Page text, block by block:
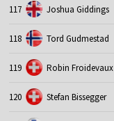
117 Joshua Giddings
118 Tord Gudmestad
119 Robin Froidevaux
120 Stefan Bissegger